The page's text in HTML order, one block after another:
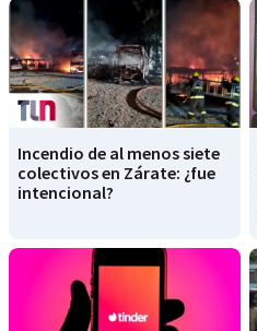
Incendio de al menos siete
colectivos en Zárate: ¿fue
intencional?